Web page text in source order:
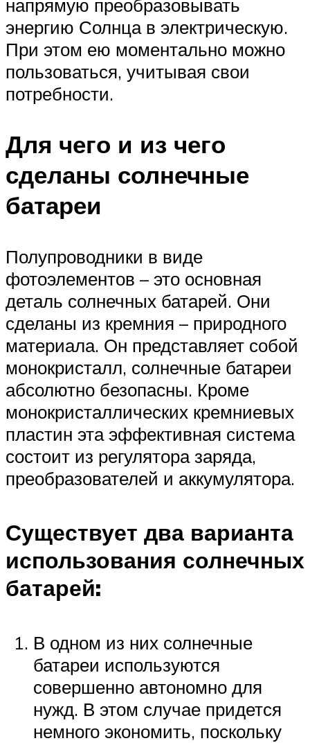
напрямую преобразовывать
энергию Солнца в электрическую.
При этом ею моментально можно
пользоваться, учитывая свои
потребности.
Для чего и из чего
сделаны солнечные
батареи
Полупроводники в виде
фотоэлементов – это основная
деталь солнечных батарей. Они
сделаны из кремния – природного
материала. Он представляет собой
монокристалл, солнечные батареи
абсолютно безопасны. Кроме
монокристаллических кремниевых
пластин эта эффективная система
состоит из регулятора заряда,
преобразователей и аккумулятора.
Существует два варианта
использования солнечных
батарей:
В одном из них солнечные
батареи используются
совершенно автономно для
нужд. В этом случае придется
немного экономить, поскольку